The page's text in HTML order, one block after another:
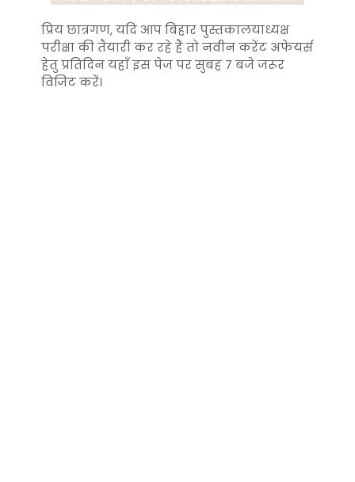
प्रिय छात्रगण, यदि आप बिहार पुस्तकालयाध्यक्ष
परीक्षा की तैयारी कर रहे हैं तो नवीन करेंट अफेयर्स
हेतु प्रतिदिन यहाँ इस पेज पर सुबह 7 बजे जरूर
विजिट करें।